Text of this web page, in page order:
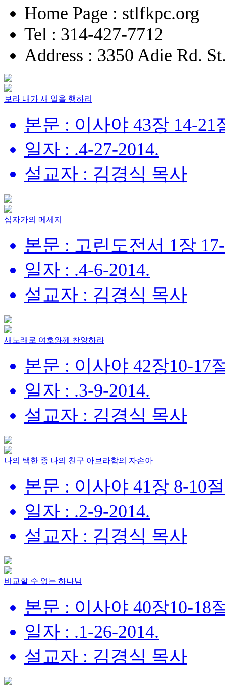
Home Page : stlfkpc.org
Tel : 314-427-7712
Address : 3350 Adie Rd.
보라 내가 새 일을 행하리
본문 : 이사야 43장 14-21
일자 : .4-27-2014.
설교자 : 김경식 목사
십자가의 메세지
본문 : 고린도전서 1장
일자 : .4-6-2014.
설교자 : 김경식 목사
새노래로 여호와께 찬양하라
본문 : 이사야 42장10-17
일자 : .3-9-2014.
설교자 : 김경식 목사
나의 택한 종 나의 친구 아브라함의 자손아
본문 : 이사야 41장 8-10절
일자 : .2-9-2014.
설교자 : 김경식 목사
비교할 수 없는 하나님
본문 : 이사야 40장10-18
일자 : .1-26-2014.
설교자 : 김경식 목사